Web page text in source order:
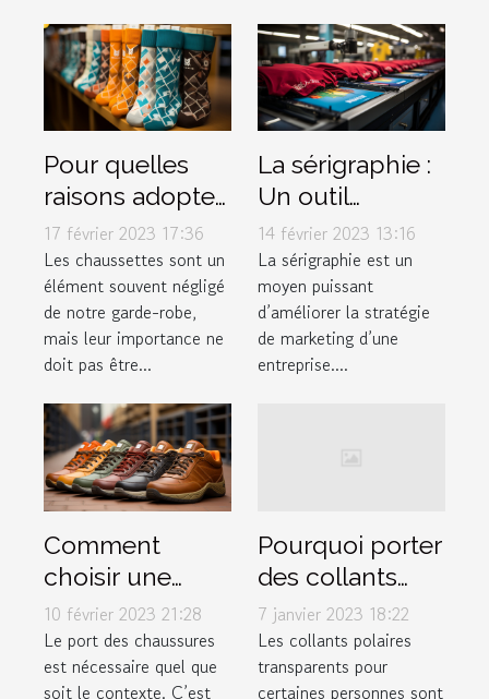
Pour quelles
raisons adopter
les Chaussettes
Marchill Socks ?
17 février 2023 17:36
Les chaussettes sont un
élément souvent négligé
de notre garde-robe,
mais leur importance ne
doit pas être...
La sérigraphie :
Un outil
marketing à ne
pas négliger
14 février 2023 13:16
La sérigraphie est un
moyen puissant
d’améliorer la stratégie
de marketing d’une
entreprise....
Comment
choisir une
chaussure ?
10 février 2023 21:28
Le port des chaussures
est nécessaire quel que
soit le contexte. C’est
Pourquoi porter
des collants
polaires
transparents ?
7 janvier 2023 18:22
Les collants polaires
transparents pour
certaines personnes sont